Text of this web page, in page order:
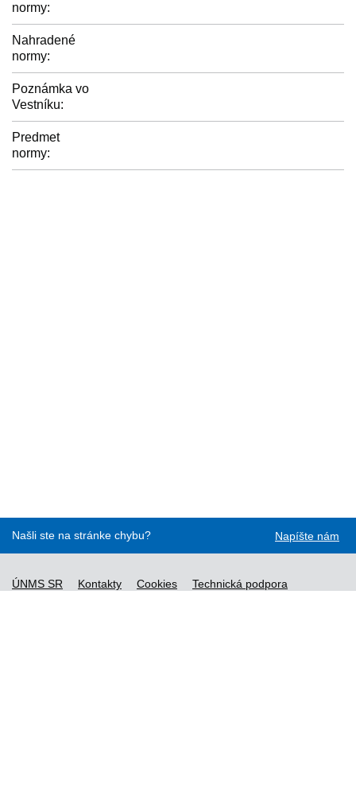
normy:
Nahradené
normy:
Poznámka vo
Vestníku:
Predmet
normy:
Našli ste na stránke chybu? Napíšte nám
ÚNMS SR Kontakty Cookies
Technická podpora